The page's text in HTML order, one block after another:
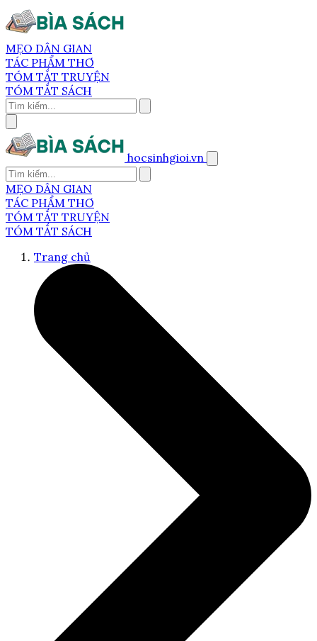
MẸO DÂN GIAN
TÁC PHẨM THƠ
TÓM TẮT TRUYỆN
TÓM TẮT SÁCH
hocsinhgioi.vn
MẸO DÂN GIAN
TÁC PHẨM THƠ
TÓM TẮT TRUYỆN
TÓM TẮT SÁCH
Trang chủ